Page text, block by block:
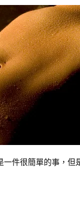
一件很簡單的事，